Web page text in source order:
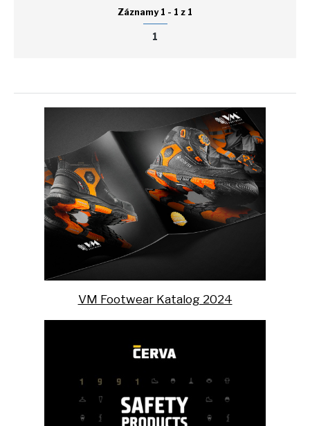
Záznamy 1 - 1 z 1
1
VM Footwear Katalog 2024